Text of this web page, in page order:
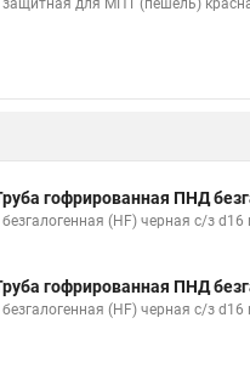
для МПТ (пешель)
гофрированная ПНД
(HF) черная с/з
гофрированная ПНД
(HF) черная с/з